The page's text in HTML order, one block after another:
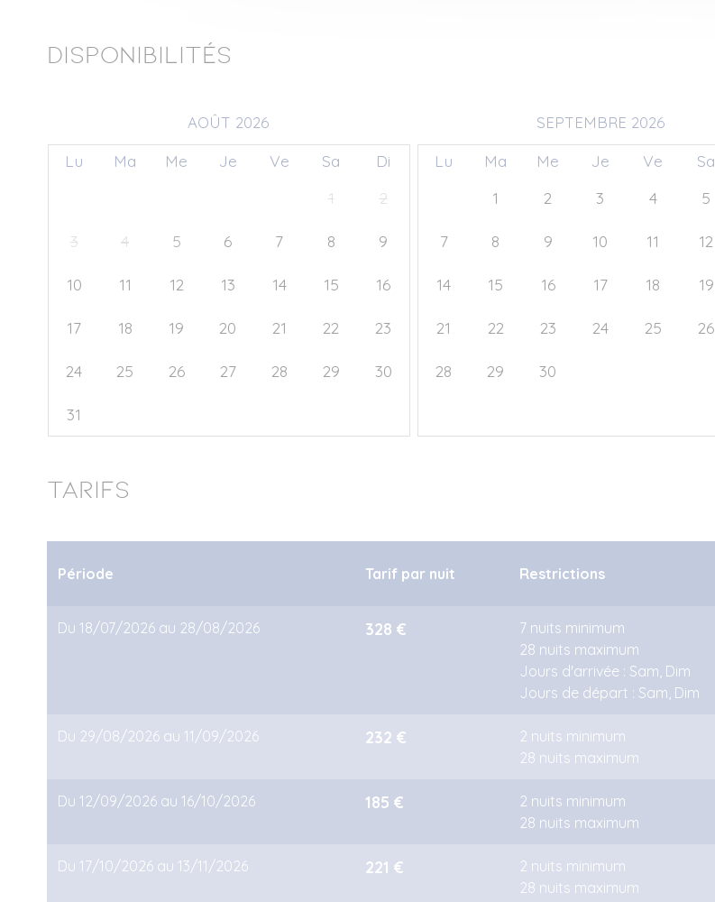
Disponibilités
AOÛT 2026
Lu Ma Me Je Ve Sa
Di
1 2
3 4 5 6 7 8 9
10 11 12 13 14 15 16
17 18 19 20 21 22 23
24 25 26 27 28 29 30
31
SEPTEMBRE 2026
Lu Ma Me Je Ve Sa
1 2 3 4 5
7 8 9 10 11 12
14 15 16 17 18 19
21 22 23 24 25 26
28 29 30
Tarifs
Période Tarif par nuit Restrictions
Du 18/07/2026 au 28/08/2026 328 €
7 nuits minimum
28 nuits maximum
Jours d'arrivée : Sam, Dim
Jours de départ : Sam, Dim
Du 29/08/2026 au 11/09/2026 232 €
2 nuits minimum
28 nuits maximum
Du 12/09/2026 au 16/10/2026 185 €
2 nuits minimum
28 nuits maximum
Du 17/10/2026 au 13/11/2026 221 €
2 nuits minimum
28 nuits maximum